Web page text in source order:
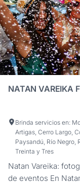
NATAN VAREIKA
Brinda servicios en:
Artigas, Cerro Largo,
Paysandú, Río Negro,
Treinta y Tres
Natan Vareika:
de eventos En